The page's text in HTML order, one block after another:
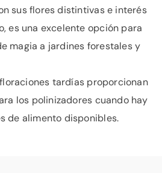
sus flores distintivas e interés
es una excelente opción para
magia a jardines forestales y
tardías proporcionan
los polinizadores cuando hay
de alimento disponibles.